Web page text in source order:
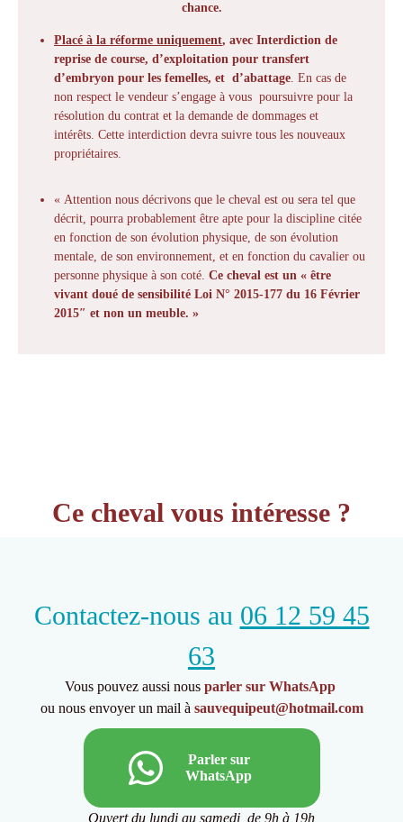
chance.
Placé à la réforme uniquement, avec Interdiction de
reprise de course, d’exploitation pour transfert
d’embryon pour les femelles, et d’abattage. En cas de
non respect le vendeur s’engage à vous poursuivre pour la
résolution du contrat et la demande de dommages et
intérêts. Cette interdiction devra suivre tous les nouveaux
propriétaires.
« Attention nous décrivons que le cheval est ou sera tel que
décrit, pourra probablement être apte pour la discipline citée
en fonction de son évolution physique, de son évolution
mentale, de son environnement, et en fonction du cavalier ou
personne physique à son coté. Ce cheval est un « être
vivant doué de sensibilité Loi N° 2015-177 du 16 Février
2015″ et non un meuble. »
Ce cheval vous intéresse ?
Contactez-nous au 06 12 59 45
63
Vous pouvez aussi nous parler sur WhatsApp
ou nous envoyer un mail à sauvequipeut@hotmail.com
Parler sur
WhatsApp
Ouvert du lundi au samedi, de 9h à 19h